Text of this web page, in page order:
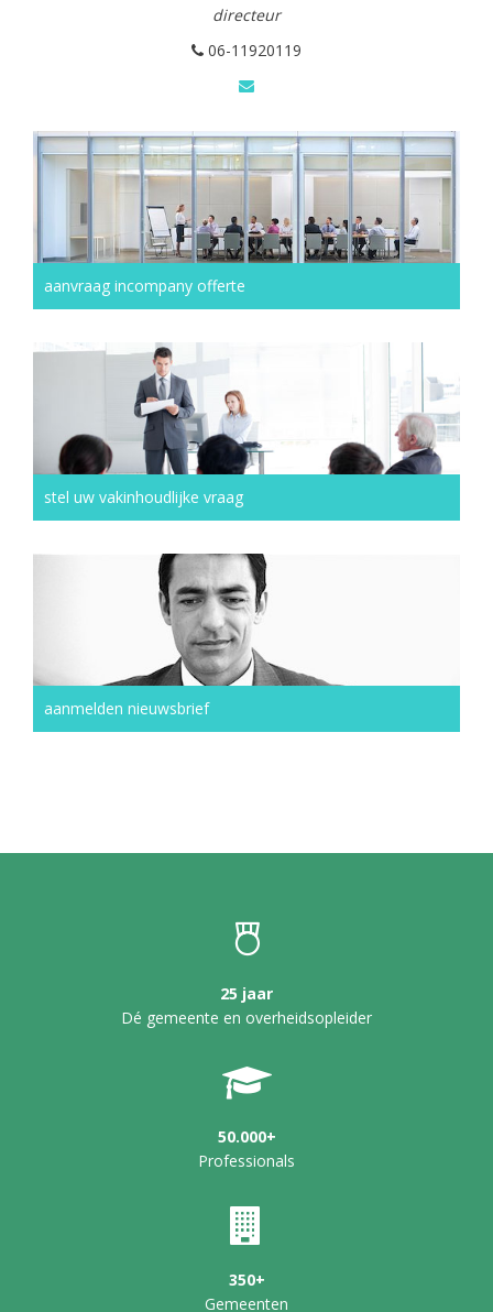
directeur
06-11920119
aanvraag incompany offerte
stel uw vakinhoudlijke vraag
aanmelden nieuwsbrief
25 jaar
Dé gemeente en overheidsopleider
50.000+
Professionals
350+
Gemeenten